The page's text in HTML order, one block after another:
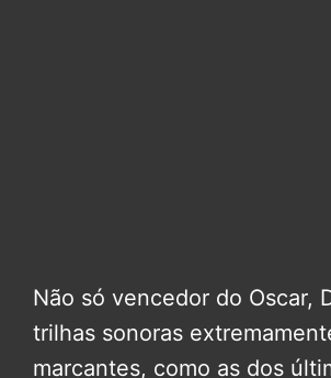
Não só vencedor do Oscar,
trilhas sonoras
marcantes, como as dos